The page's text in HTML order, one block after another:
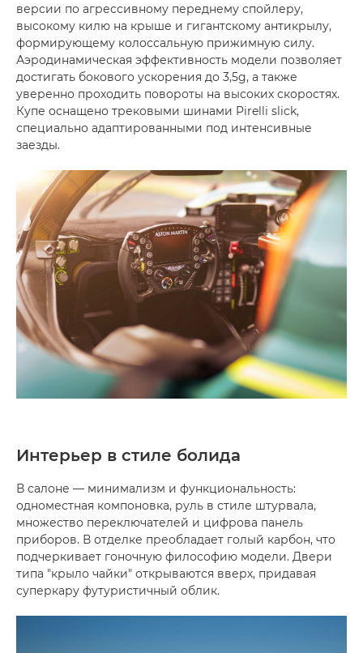
версии по агрессивному переднему спойлеру,
высокому килю на крыше и гигантскому антикрылу,
формирующему колоссальную прижимную силу.
Аэродинамическая эффективность модели позволяет
достигать бокового ускорения до 3,5g, а также
уверенно проходить повороты на высоких скоростях.
Купе оснащено трековыми шинами Pirelli slick,
специально адаптированными под интенсивные
заезды.
Интерьер в стиле болида
В салоне — минимализм и функциональность:
одноместная компоновка, руль в стиле штурвала,
множество переключателей и цифрова панель
приборов. В отделке преобладает голый карбон, что
подчеркивает гоночную философию модели. Двери
типа "крыло чайки" открываются вверх, придавая
суперкару футуристичный облик.